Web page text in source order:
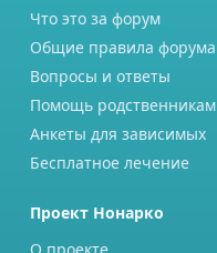
Что это за форум
Общие правила форума
Вопросы и ответы
Помощь родственникам
Анкеты для зависимых
Бесплатное лечение
Проект Нонарко